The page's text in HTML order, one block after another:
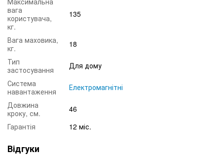
вага
користувача,
кг.
135
Вага маховика,
кг.
18
Тип
застосування
Для дому
Система
навантаження
Електромагнітні
Довжина
кроку, см.
46
Гарантія
12 міс.
Відгуки